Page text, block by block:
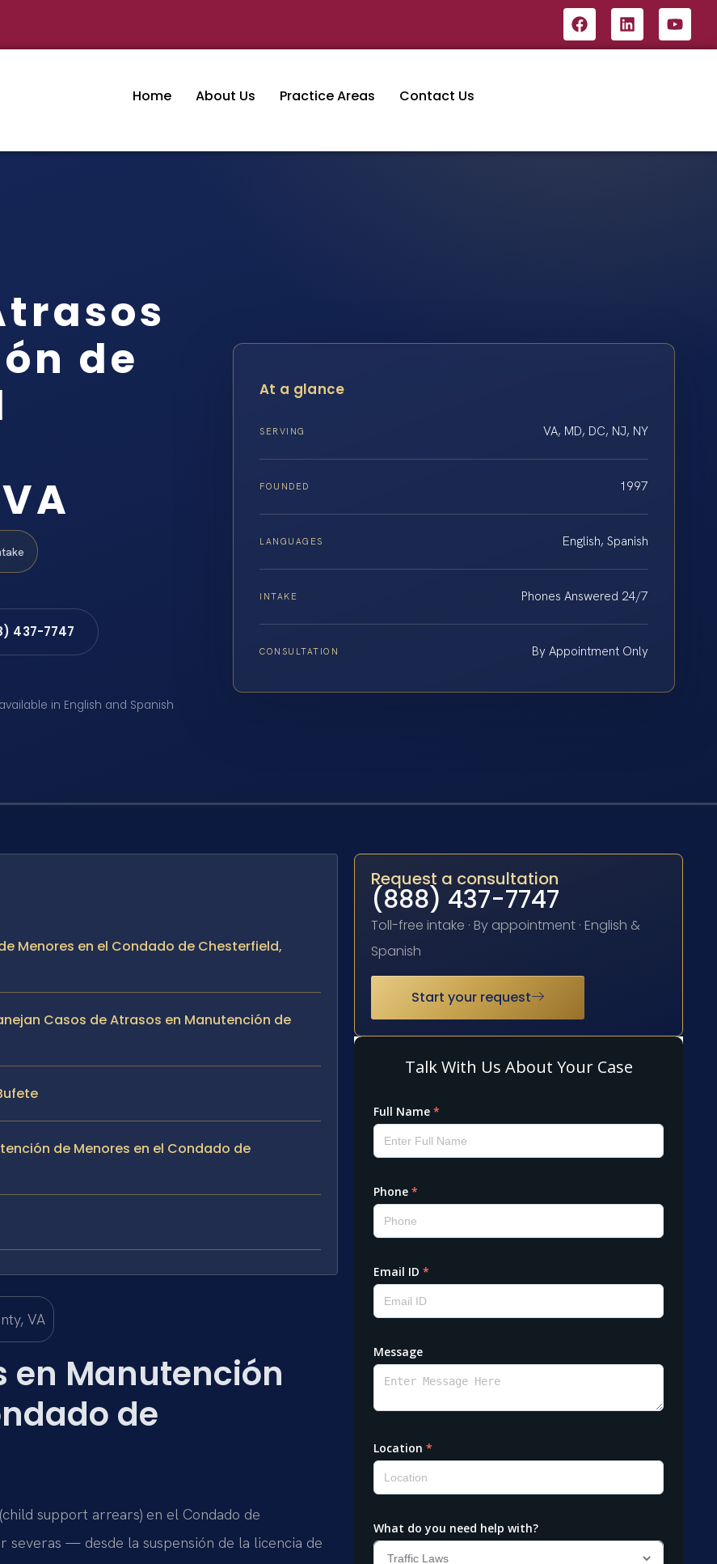
Home About Us Practice Areas Contact Us
de
437-7747
in English and Spanish
At a glance
SERVING VA, MD, DC, NJ, NY
FOUNDED 1997
LANGUAGES English, Spanish
INTAKE Phones Answered 24/7
CONSULTATION By Appointment Only
Menores en el Condado de Chesterfield,
Casos de Atrasos en Manutención de
de Menores en el Condado de
en Manutención
de
support arrears) en el Condado de
severas — desde la suspensión de la licencia de
Request a consultation
(888) 437-7747
Toll-free intake · By appointment · English &
Spanish
Start your request